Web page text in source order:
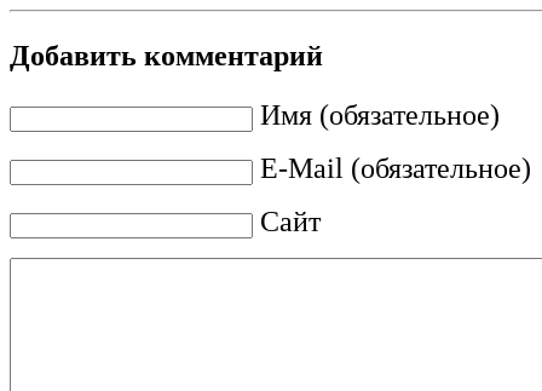
Добавить комментарий
Имя (обязательное)
E-Mail (обязательное)
Сайт